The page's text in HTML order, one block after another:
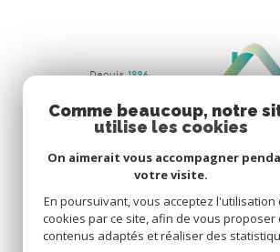
Comme beaucoup, notre
utilise les cookies
On aimerait vous accompagner
votre visite.
En poursuivant, vous acceptez l'utilisation
cookies par ce site, afin de vous proposer
contenus adaptés et réaliser des